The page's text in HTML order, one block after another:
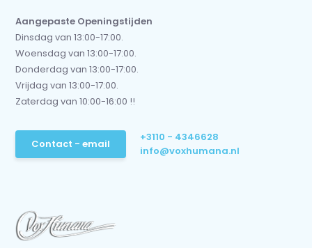
Aangepaste Openingstijden
Dinsdag van 13:00-17:00.
Woensdag van 13:00-17:00.
Donderdag van 13:00-17:00.
Vrijdag van 13:00-17:00.
Zaterdag van 10:00-16:00 !!
Contact - email
+3110 - 4346628
info@voxhumana.nl